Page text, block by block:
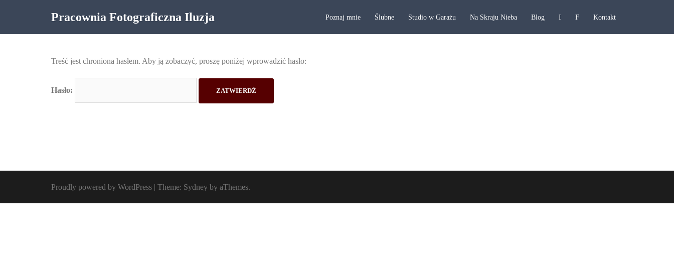
content
Pracownia Fotograficzna Iluzja Poznaj mnie Ślubne Studio w Garażu Na Skraju Nieba Blog I F Kontakt
Treść jest chroniona hasłem. Aby ją zobaczyć, proszę poniżej wprowadzić hasło:
Hasło:
Proudly powered by WordPress | Theme: Sydney by aThemes.